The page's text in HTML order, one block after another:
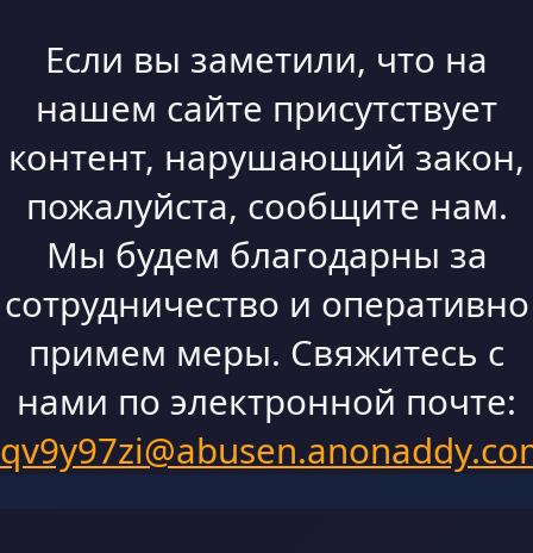
Если вы заметили, что на
нашем сайте присутствует
контент, нарушающий закон,
пожалуйста, сообщите нам.
Мы будем благодарны за
сотрудничество и оперативно
примем меры. Свяжитесь с
нами по электронной почте: